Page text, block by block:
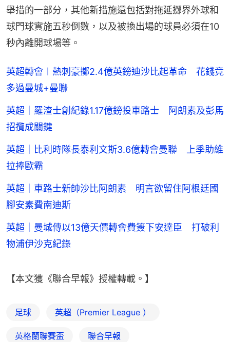
舉措的一部分，其他新措施還包括對拖延擲界外球和
球門球實施五秒倒數，以及被換出場的球員必須在10
秒內離開球場等。
英超轉會︱熱刺豪擲2.4億英鎊迪沙比起革命 花錢竟
多過曼城+曼聯
英超｜羅渣士創紀錄1.17億鎊投車路士 阿朗素及彭馬
招攬成關鍵
英超｜比利時隊長泰利文斯3.6億轉會曼聯 上季助維
拉捧歐霸
英超｜車路士新帥沙比阿朗素 明言欲留住阿根廷國
腳安素費南迪斯
英超｜曼城傳以13億天價轉會費簽下安達臣 打破利
物浦伊沙克紀錄
【本文獲《聯合早報》授權轉載。】
足球 英超（Premier League ）
英格蘭聯賽盃 聯合早報